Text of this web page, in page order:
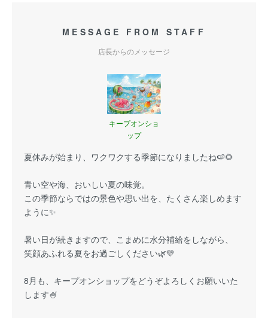
MESSAGE FROM STAFF
店長からのメッセージ
キープオンショ
ップ
夏休みが始まり、ワクワクする季節になりましたね🍉🌻
青い空や海、おいしい夏の味覚。
この季節ならではの景色や思い出を、たくさん楽しめます
ように✨
暑い日が続きますので、こまめに水分補給をしながら、
笑顔あふれる夏をお過ごしください🌿💛
8月も、キープオンショップをどうぞよろしくお願いいた
します🍧